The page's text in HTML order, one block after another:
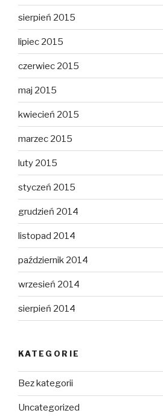
sierpień 2015
lipiec 2015
czerwiec 2015
maj 2015
kwiecień 2015
marzec 2015
luty 2015
styczeń 2015
grudzień 2014
listopad 2014
październik 2014
wrzesień 2014
sierpień 2014
KATEGORIE
Bez kategorii
Uncategorized